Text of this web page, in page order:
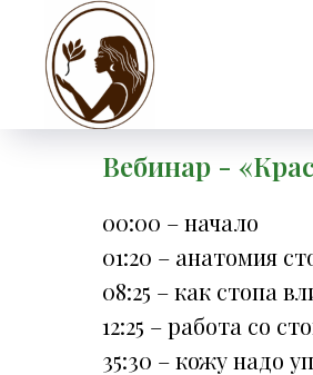
Вебинар -
00:00 – начало
01:20 – анатомия
08:25 – как стопа
12:25 – работа со
35:30 – кожу надо